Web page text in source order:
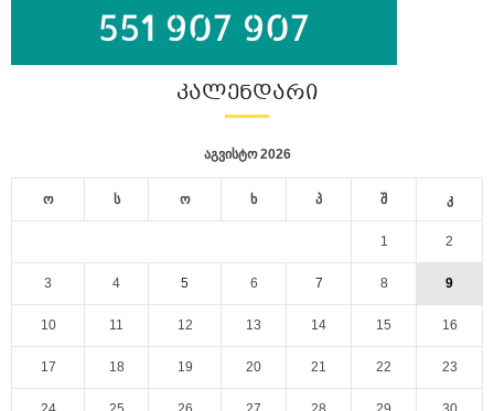
ᲙᲐᲚᲔᲜᲓᲐᲠᲘ
აგვისტო 2026
ო ს ო ხ პ შ კ
1 2
3 4 5 6 7 8 9
10 11 12 13 14 15 16
17 18 19 20 21 22 23